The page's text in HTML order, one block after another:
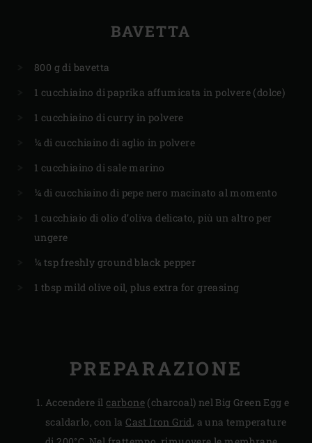
BAVETTA
800 g di bavetta
1 cucchiaino di paprika affumicata in polvere (dolce)
1 cucchiaino di curry in polvere
¼ di cucchiaino di aglio in polvere
1 cucchiaino di sale marino
¼ di cucchiaino di pepe nero macinato al momento
1 cucchiaio di olio d’oliva delicato, più un altro per
ungere
¼ tsp freshly ground black pepper
1 tbsp mild olive oil, plus extra for greasing
PREPARAZIONE
Accendere ilcarbone (charcoal) nel Big Green Egg e
scaldarlo, con laCast Iron Grid, a una temperature